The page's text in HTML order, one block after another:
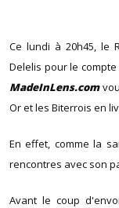
Ce lundi à 20h45, le
Delelis pour le compte
MadeInLens.com
Or et les Biterrois en
En effet, comme la
rencontres avec son
Avant le coup